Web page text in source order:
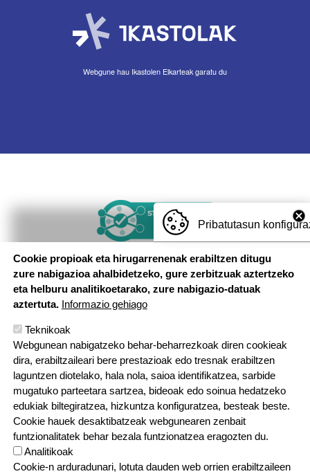
Webgune hau Ikastolen Elkarteak garatu du
Irudia
Pribatutasun
Cookie propioak eta hirugarrenenak erabiltzen ditugu
zure nabigazioa ahalbidetzeko, gure zerbitzuak aztertzeko
eta helburu analitikoetarako, zure nabigazio-datuak
aztertuta. Informazio gehiago
Teknikoak
Webgunean nabigatzeko behar-beharrezkoak diren cookieak
dira, erabiltzaileari bere prestazioak edo tresnak erabiltzen
laguntzen diotelako, hala nola, saioa identifikatzea, sarbide
mugatuko parteetara sartzea, bideoak edo soinua hedatzeko
edukiak biltegiratzea, hizkuntza konfiguratzea, besteak beste.
Cookie hauek desaktibatzeak webgunearen zenbait
funtzionalitatek behar bezala funtzionatzea eragozten du.
Analitikoak
Cookie-n arduradunari, lotuta dauden web orrien erabiltzaileen